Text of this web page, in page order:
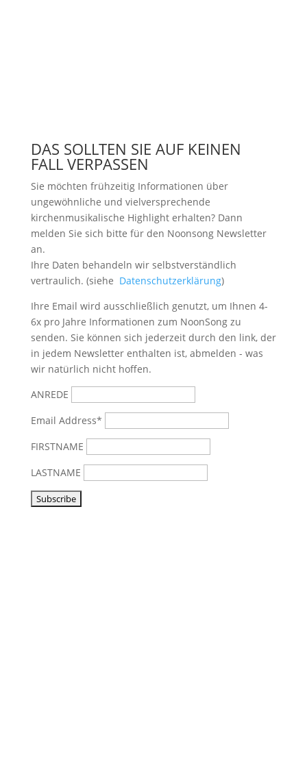
DAS SOLLTEN SIE AUF KEINEN
FALL VERPASSEN
Sie möchten frühzeitig Informationen über
ungewöhnliche und vielversprechende
kirchenmusikalische Highlight erhalten? Dann
melden Sie sich bitte für den Noonsong Newsletter
an.
Ihre Daten behandeln wir selbstverständlich
vertraulich. (siehe Datenschutzerklärung)
Ihre Email wird ausschließlich genutzt, um Ihnen 4-
6x pro Jahre Informationen zum NoonSong zu
senden. Sie können sich jederzeit durch den link, der
in jedem Newsletter enthalten ist, abmelden - was
wir natürlich nicht hoffen.
ANREDE
Email Address*
FIRSTNAME
LASTNAME